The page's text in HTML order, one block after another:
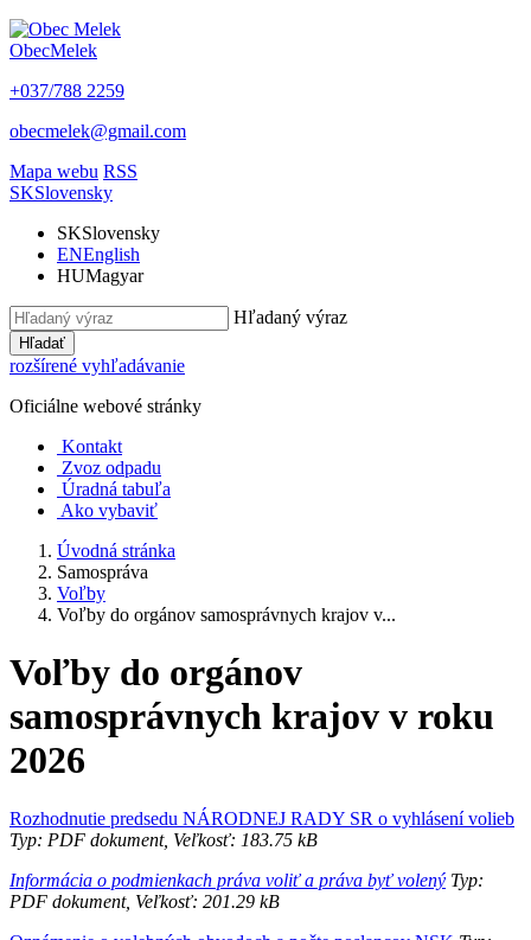
ObecMelek
+037/788 2259
obecmelek@gmail.com
Mapa webu RSS
SKSlovensky
SKSlovensky
ENEnglish
HUMagyar
Hľadaný výraz
Hľadať
rozšírené vyhľadávanie
Oficiálne webové stránky
Kontakt
Zvoz odpadu
Úradná tabuľa
Ako vybaviť
Úvodná stránka
Samospráva
Voľby
Voľby do orgánov samosprávnych krajov v...
Voľby do orgánov
samosprávnych krajov v roku
2026
Rozhodnutie predsedu NÁRODNEJ RADY SR o vyhlásení volieb
Typ: PDF dokument, Veľkosť: 183.75 kB
Informácia o podmienkach práva voliť a práva byť volený Typ:
PDF dokument, Veľkosť: 201.29 kB